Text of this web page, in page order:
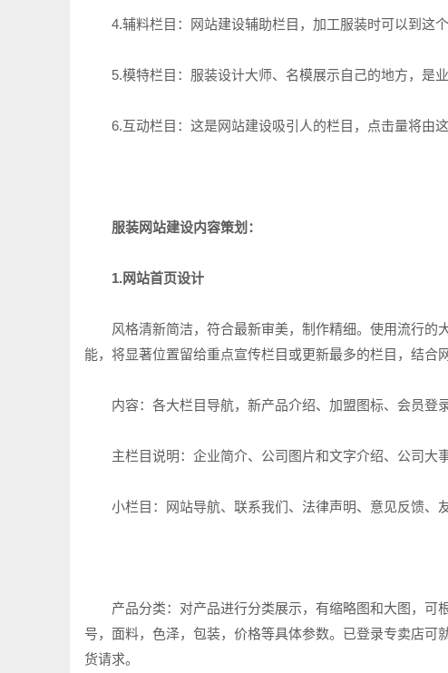
4.辅料栏目：网站建设辅助栏目，加工服装时可以到这个
5.模特栏目：服装设计大师、名模展示自己的地方，是业
6.互动栏目：这是网站建设吸引人的栏目，点击量将由这
服装网站建设内容策划：
1.网站首页设计
风格清新简洁，符合最新审美，制作精细。使用流行的
能，将显著位置留给重点宣传栏目或更新最多的栏目，结合
内容：各大栏目导航，新产品介绍、加盟图标、会员登录
主栏目说明：企业简介、公司图片和文字介绍、公司大事
小栏目：网站导航、联系我们、法律声明、意见反馈、友
产品分类：对产品进行分类展示，有缩略图和大图，可
号，面料，色泽，包装，价格等具体参数。已登录专卖店
货请求。